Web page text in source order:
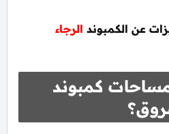
عن الكمبوند الرجاء
كمبوند